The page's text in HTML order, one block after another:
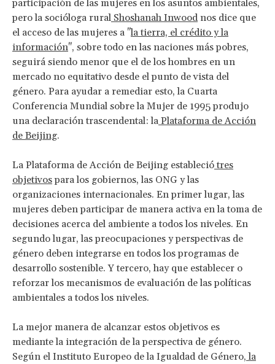
participación de las mujeres en los asuntos ambientales,
pero la socióloga rural Shoshanah Inwood nos dice que
el acceso de las mujeres a "la tierra, el crédito y la
información", sobre todo en las naciones más pobres,
seguirá siendo menor que el de los hombres en un
mercado no equitativo desde el punto de vista del
género. Para ayudar a remediar esto, la Cuarta
Conferencia Mundial sobre la Mujer de 1995 produjo
una declaración trascendental: la Plataforma de Acción
de Beijing.
La Plataforma de Acción de Beijing estableció tres
objetivospara los gobiernos, las ONG y las
organizaciones internacionales. En primer lugar, las
mujeres deben participar de manera activa en la toma de
decisiones acerca del ambiente a todos los niveles. En
segundo lugar, las preocupaciones y perspectivas de
género deben integrarse en todos los programas de
desarrollo sostenible. Y tercero, hay que establecer o
reforzar los mecanismos de evaluación de las políticas
ambientales a todos los niveles.
La mejor manera de alcanzar estos objetivos es
mediante la integración de la perspectiva de género.
Según el Instituto Europeo de la Igualdad de Género, la